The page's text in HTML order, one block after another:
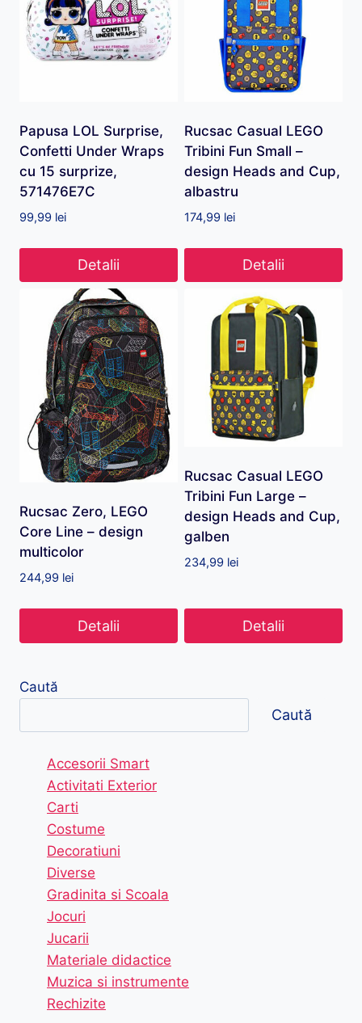
Papusa LOL Surprise,
Confetti Under Wraps
cu 15 surprize,
571476E7C
99,99 lei
Detalii
Rucsac Casual LEGO
Tribini Fun Small –
design Heads and Cup,
albastru
174,99 lei
Detalii
Rucsac Zero, LEGO
Core Line – design
multicolor
244,99 lei
Detalii
Rucsac Casual LEGO
Tribini Fun Large –
design Heads and Cup,
galben
234,99 lei
Detalii
Caută
Caută
Accesorii Smart
Activitati Exterior
Carti
Costume
Decoratiuni
Diverse
Gradinita si Scoala
Jocuri
Jucarii
Materiale didactice
Muzica si instrumente
Rechizite